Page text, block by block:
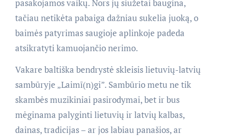
pasakojamos vaikų. Nors jų siužetai baugina,
tačiau netikėta pabaiga dažniau sukelia juoką, o
baimės patyrimas saugioje aplinkoje padeda
atsikratyti kamuojančio nerimo.
Vakare baltiška bendrystė skleisis lietuvių-latvių
sambūryje „Laimī(n)gi”. Sambūrio metu ne tik
skambės muzikiniai pasirodymai, bet ir bus
mėginama palyginti lietuvių ir latvių kalbas,
dainas, tradicijas – ar jos labiau panašios, ar